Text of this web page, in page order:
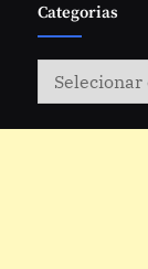
Categorias
Categorias